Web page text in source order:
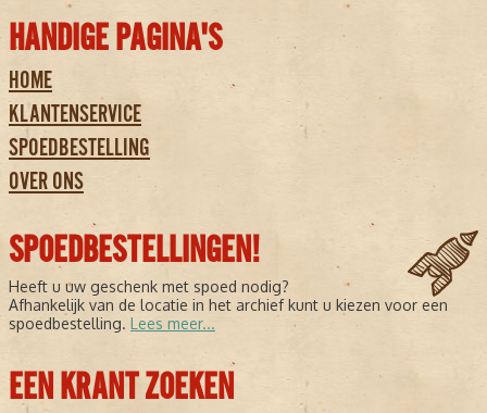
HANDIGE PAGINA'S
HOME
KLANTENSERVICE
SPOEDBESTELLING
OVER ONS
SPOEDBESTELLINGEN!
Heeft u uw geschenk met spoed nodig?
Afhankelijk van de locatie in het archief kunt u kiezen voor een
spoedbestelling. Lees meer...
EEN KRANT ZOEKEN